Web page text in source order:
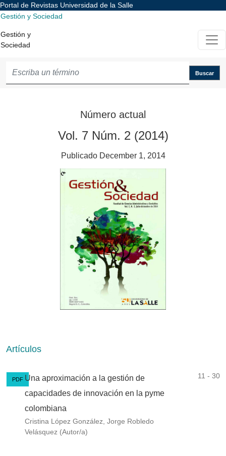
Portal de Revistas Universidad de la Salle
Gestión y Sociedad
Gestión y Sociedad
Gestión y
Sociedad
Buscar
Número actual
Vol. 7 Núm. 2 (2014)
Publicado December 1, 2014
Artículos
PDF Una aproximación a la gestión de
capacidades de innovación en la pyme
colombiana
Cristina López González, Jorge Robledo
Velásquez (Autor/a)
11 - 30